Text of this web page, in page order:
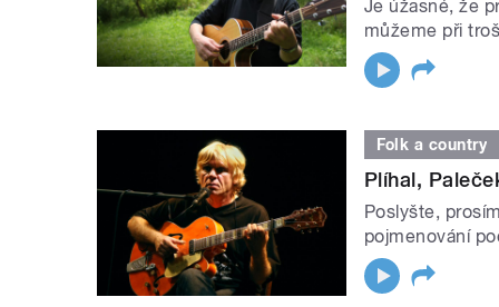
Je úžasné, že
můžeme při
Folk a country
Plíhal,
Poslyšte,
pojmenování